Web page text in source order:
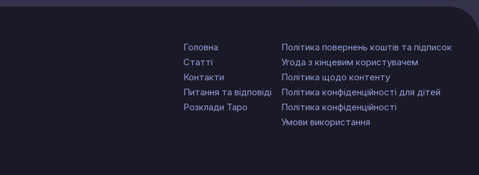
Головна
Статті
Контакти
Питання та відповіді
Розклади Таро
Політика повернень коштів та підписок
Угода з кінцевим користувачем
Політика щодо контенту
Політика конфіденційності для дітей
Політика конфіденційності
Умови використання